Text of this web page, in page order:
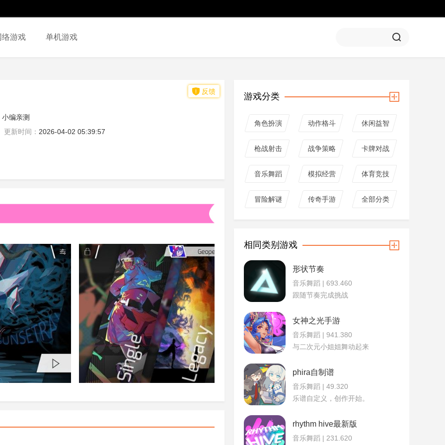
络游戏 单机游戏
小编亲测
更新时间： 2026-04-02 05:39:57
反馈 游戏分类
角色扮演 动作格斗 休闲益智
枪战射击 战争策略 卡牌对战
音乐舞蹈 模拟经营 体育竞技
冒险解谜 传奇手游 全部分类
相同类别游戏
形状节奏
音乐舞蹈 | 693.460
跟随节奏完成挑战
女神之光手游
音乐舞蹈 | 941.380
与二次元小姐姐舞动起来
phira自制谱
音乐舞蹈 | 49.320
乐谱自定义，创作开始。
rhythm hive最新版
音乐舞蹈 | 231.620